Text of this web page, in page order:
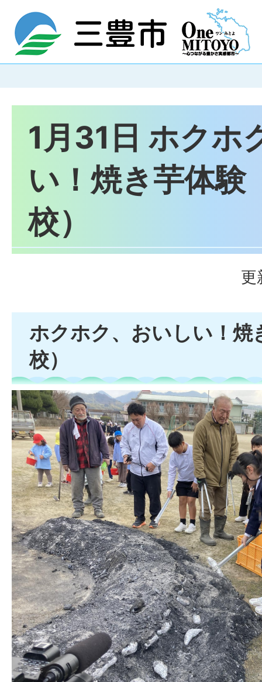
1月31日 ホクホ
い！焼き芋体験
校）
更
ホクホク、おいしい！焼
校）